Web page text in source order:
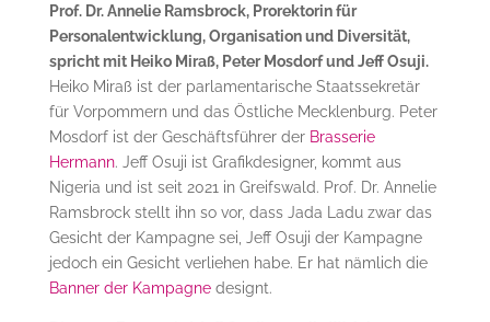
Prof. Dr. Annelie Ramsbrock, Prorektorin für
Personalentwicklung, Organisation und Diversität,
spricht mit Heiko Miraß, Peter Mosdorf und Jeff Osuji.
Heiko Miraß ist der parlamentarische Staatssekretär
für Vorpommern und das Östliche Mecklenburg. Peter
Mosdorf ist der Geschäftsführer der Brasserie
Hermann. Jeff Osuji ist Grafikdesigner, kommt aus
Nigeria und ist seit 2021 in Greifswald. Prof. Dr. Annelie
Ramsbrock stellt ihn so vor, dass Jada Ladu zwar das
Gesicht der Kampagne sei, Jeff Osuji der Kampagne
jedoch ein Gesicht verliehen habe. Er hat nämlich die
Banner der Kampagnedesignt.